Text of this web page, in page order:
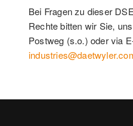
Bei Fragen zu dieser
Rechte bitten wir Sie,
Postweg (s.o.) oder via